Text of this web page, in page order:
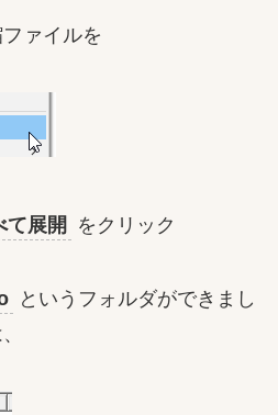
ァイルを
て展開 をクリック
というフォルダができまし